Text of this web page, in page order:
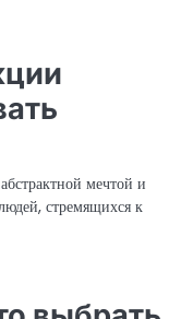
мечтой и
стремящихся к